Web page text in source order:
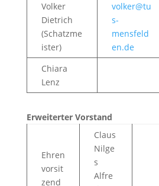
Volker
Dietrich
(Schatzme
ister)
volker@tu
s-
mensfeld
en.de
Chiara
Lenz
Erweiterter Vorstand
Ehren
vorsit
zend
Claus
Nilge
s
Alfre